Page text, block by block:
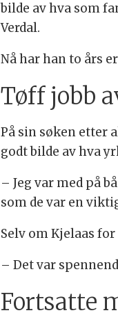
bilde av hva som
Verdal.
Nå har han to års
Tøff jobb
På sin søken etter
godt bilde av hva
– Jeg var med på
som de var en
Selv om Kjelaas
– Det var
Fortsatte